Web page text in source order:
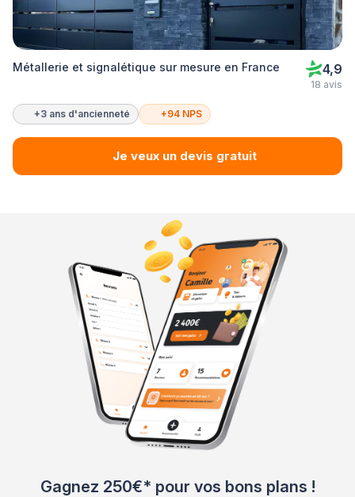
Métallerie et signalétique sur mesure en France 4,9
18 avis
+3 ans d'ancienneté +94 NPS
Je veux un devis gratuit
Gagnez 250€* pour vos bons plans !